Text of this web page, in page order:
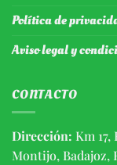
Política de
Aviso legal y
CONTACTO
Dirección: Km
Montijo, Badajoz,